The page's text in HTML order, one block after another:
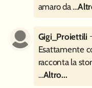
amaro da …
Gigi_Proiettili
Esattamente
racconta la
…Altro...